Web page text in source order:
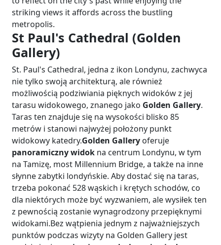
striking views it affords across the bustling
metropolis.
St Paul's Cathedral (Golden
Gallery)
St. Paul's Cathedral, jedna z ikon Londynu, zachwyca
nie tylko swoją architekturą, ale również
możliwością podziwiania pięknych widoków z jej
tarasu widokowego, znanego jako Golden Gallery.
Taras ten znajduje się na wysokości blisko 85
metrów i stanowi najwyżej położony punkt
widokowy katedry.Golden Gallery oferuje
panoramiczny widok na centrum Londynu, w tym
na Tamizę, most Millennium Bridge, a także na inne
słynne zabytki londyńskie. Aby dostać się na taras,
trzeba pokonać 528 wąskich i krętych schodów, co
dla niektórych może być wyzwaniem, ale wysiłek ten
z pewnością zostanie wynagrodzony przepięknymi
widokami.Bez wątpienia jednym z najważniejszych
punktów podczas wizyty na Golden Gallery jest